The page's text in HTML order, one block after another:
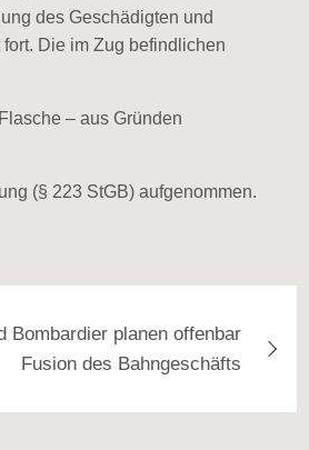
des Geschädigten und
Die im Zug befindlichen
– aus Gründen
(§ 223 StGB) aufgenommen.
Bombardier planen offenbar
Fusion des Bahngeschäfts